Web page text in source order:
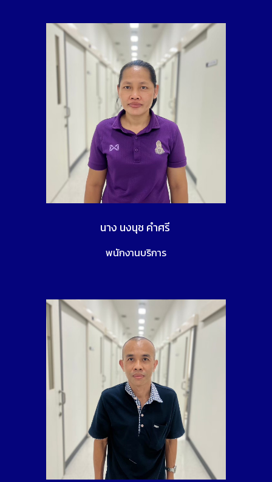
นาง นงนุช คำศรี
พนักงานบริการ